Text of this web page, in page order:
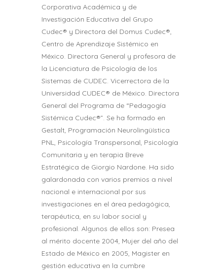
Corporativa Académica y de
Investigación Educativa del Grupo
Cudec® y Directora del Domus Cudec®,
Centro de Aprendizaje Sistémico en
México. Directora General y profesora de
la Licenciatura de Psicología de los
Sistemas de CUDEC. Vicerrectora de la
Universidad CUDEC® de México. Directora
General del Programa de “Pedagogía
Sistémica Cudec®”. Se ha formado en
Gestalt, Programación Neurolingüística
PNL, Psicología Transpersonal, Psicología
Comunitaria y en terapia Breve
Estratégica de Giorgio Nardone. Ha sido
galardonada con varios premios a nivel
nacional e internacional por sus
investigaciones en el área pedagógica,
terapéutica, en su labor social y
profesional. Algunos de ellos son: Presea
al mérito docente 2004, Mujer del año del
Estado de México en 2005, Magister en
gestión educativa en la cumbre